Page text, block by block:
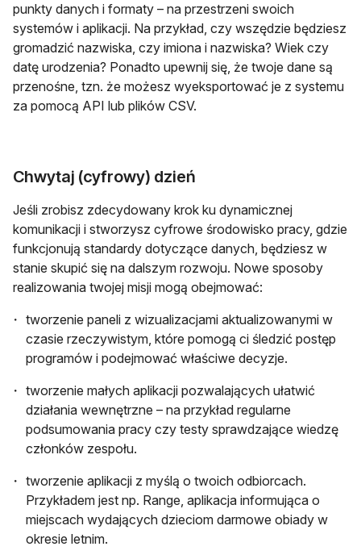
punkty danych i formaty – na przestrzeni swoich
systemów i aplikacji. Na przykład, czy wszędzie będziesz
gromadzić nazwiska, czy imiona i nazwiska? Wiek czy
datę urodzenia? Ponadto upewnij się, że twoje dane są
przenośne, tzn. że możesz wyeksportować je z systemu
za pomocą API lub plików CSV.
Chwytaj (cyfrowy) dzień
Jeśli zrobisz zdecydowany krok ku dynamicznej
komunikacji i stworzysz cyfrowe środowisko pracy, gdzie
funkcjonują standardy dotyczące danych, będziesz w
stanie skupić się na dalszym rozwoju. Nowe sposoby
realizowania twojej misji mogą obejmować:
tworzenie paneli z wizualizacjami aktualizowanymi w
czasie rzeczywistym, które pomogą ci śledzić postęp
programów i podejmować właściwe decyzje.
tworzenie małych aplikacji pozwalających ułatwić
działania wewnętrzne – na przykład regularne
podsumowania pracy czy testy sprawdzające wiedzę
członków zespołu.
tworzenie aplikacji z myślą o twoich odbiorcach.
Przykładem jest np. Range, aplikacja informująca o
miejscach wydających dzieciom darmowe obiady w
okresie letnim.